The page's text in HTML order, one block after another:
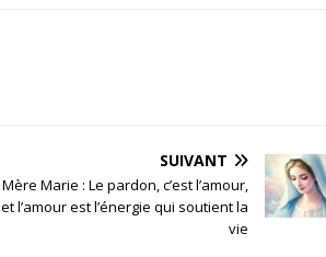
SUIVANT
Mère Marie : Le pardon, c’est l’amour,
et l’amour est l’énergie qui soutient la
vie